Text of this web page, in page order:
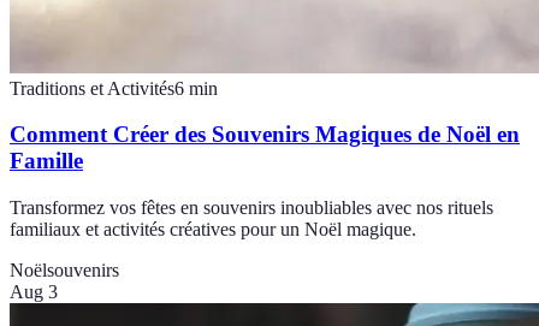
Traditions et Activités6 min
Comment Créer des Souvenirs Magiques de Noël en
Famille
Transformez vos fêtes en souvenirs inoubliables avec nos rituels
familiaux et activités créatives pour un Noël magique.
Noëlsouvenirs
Aug 3